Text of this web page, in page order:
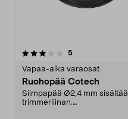
5arvostelut
Vapaa-aika varaosat
Ruohopää Cotech
Siimpapää Ø2,4 mm sisältää
trimmerliinan.
0.0 viidestä